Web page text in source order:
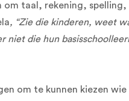
om taal, rekening,
, “Zie die kinderen, weet
die hun
om te kunnen kiezen